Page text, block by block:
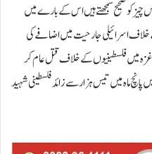
کو صحیح سمجھتے ہیں اس کے بارے میں
اسرائیلی جارحیت میں اضافے کی
میں فلسطینیوں کے خلاف قتل عام کر
ماہ میں تیس ہزار سے زائد فلسطینی شہید